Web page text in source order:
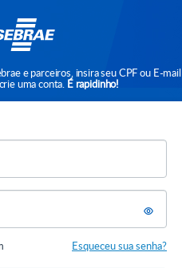
e parceiros, insira seu CPF ou E-mail
uma conta. É rapidinho!
Esqueceu sua senha?